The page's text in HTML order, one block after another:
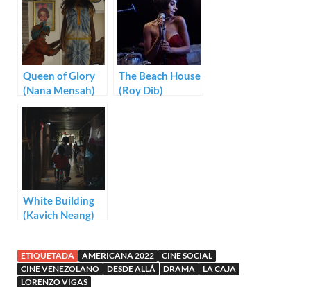
Queen of Glory
(Nana Mensah)
The Beach House
(Roy Dib)
White Building
(Kavich Neang)
ETIQUETADA AMERICANA 2022
CINE SOCIAL
CINE VENEZOLANO
DESDE ALLÁ DRAMA
LA CAJA
LORENZO VIGAS